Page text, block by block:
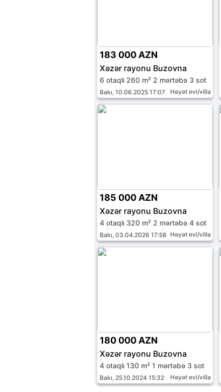
183 000 AZN
Xəzər rayonu Buzovna
6 otaqlı 260 m² 2 mərtəbə 3 sot
Bakı, 10.06.2025 17:07 Həyət evi/villa
185 000 AZN
Xəzər rayonu Buzovna
4 otaqlı 320 m² 2 mərtəbə 4 sot
Bakı, 03.04.2026 17:58 Həyət evi/villa
180 000 AZN
Xəzər rayonu Buzovna
4 otaqlı 130 m² 1 mərtəbə 3 sot
Bakı, 25.10.2024 15:32 Həyət evi/villa